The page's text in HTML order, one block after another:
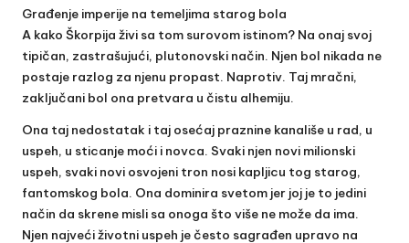
Građenje imperije na temeljima starog bola
A kako Škorpija živi sa tom surovom istinom? Na onaj svoj
tipičan, zastrašujući, plutonovski način. Njen bol nikada ne
postaje razlog za njenu propast. Naprotiv. Taj mračni,
zaključani bol ona pretvara u čistu alhemiju.
Ona taj nedostatak i taj osećaj praznine kanališe u rad, u
uspeh, u sticanje moći i novca. Svaki njen novi milionski
uspeh, svaki novi osvojeni tron nosi kapljicu tog starog,
fantomskog bola. Ona dominira svetom jer joj je to jedini
način da skrene misli sa onoga što više ne može da ima.
Njen najveći životni uspeh je često sagrađen upravo na